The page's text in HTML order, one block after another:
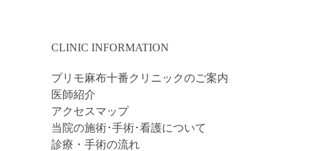
CLINIC INFORMATION
プリモ麻布十番クリニックのご案内
医師紹介
アクセスマップ
当院の施術･手術･看護について
診療・手術の流れ